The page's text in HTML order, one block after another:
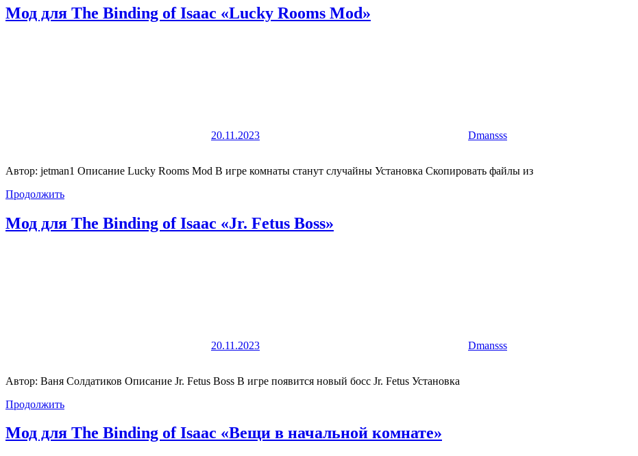
Мод для The Binding of Isaac «Lucky Rooms Mod»
20.11.2023 Dmansss
Автор: jetman1 Описание Lucky Rooms Mod В игре комнаты станут случайны Установка Скопировать файлы из
Продолжить
Мод для The Binding of Isaac «Jr. Fetus Boss»
20.11.2023 Dmansss
Автор: Ваня Солдатиков Описание Jr. Fetus Boss В игре появится новый босс Jr. Fetus Установка
Продолжить
Мод для The Binding of Isaac «Вещи в начальной комнате»